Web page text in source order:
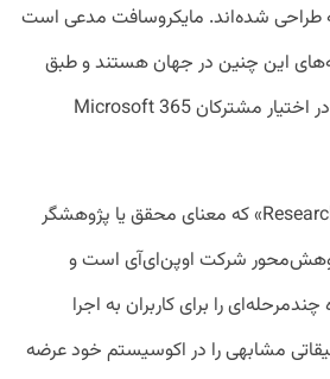
طراحی شده‌اند. مایکروسافت مدعی است
این چنین در جهان هستند و طبق
اعلام شرکت از ماه آوریل در اختیار مشترکان Microsoft 365
اولین عامل یا همان «Researcher» که معنای محقق یا پژوهشگر
شرکت اوپن‌ای‌آی است و
را برای کاربران به اجرا
مشابهی را در اکوسیستم خود عرضه